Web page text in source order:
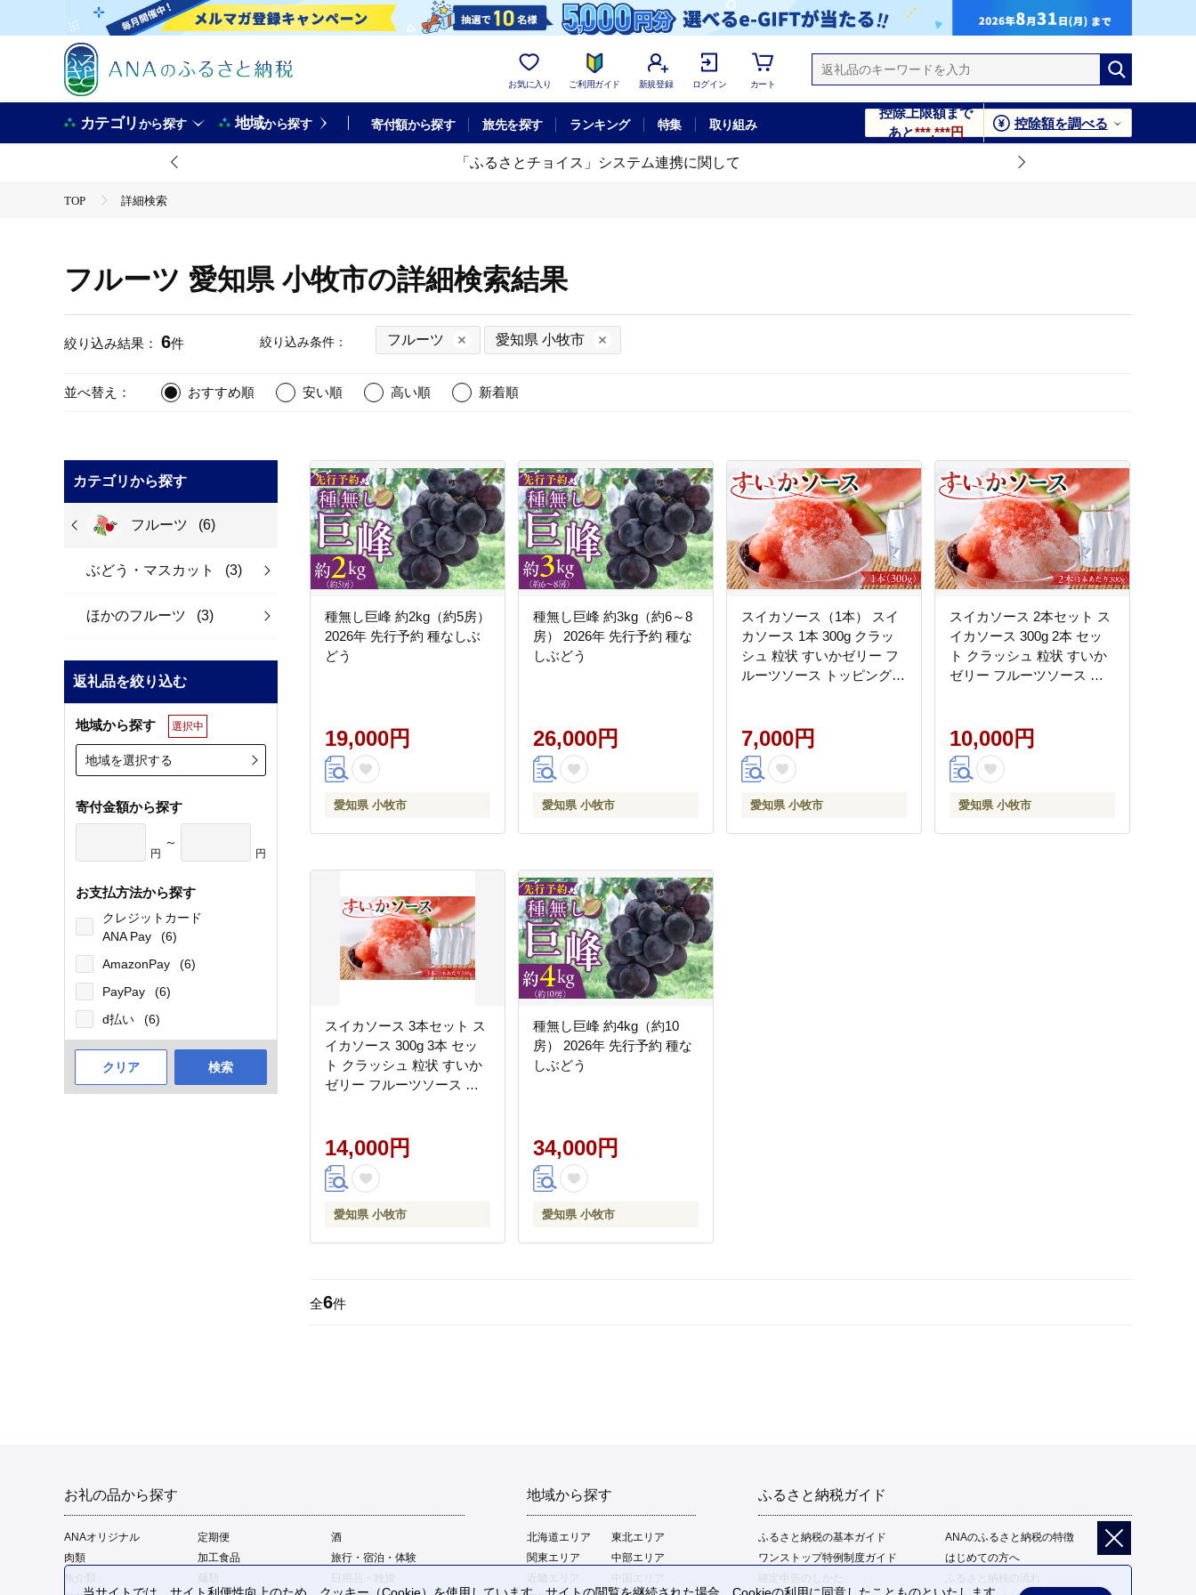
お気に入り ご利用ガイド 新規登録 ログイン カート
カテゴリから探す 地域から探す 寄付額から探す 旅先を探す ランキング 特集 取り組み
控除上限額まで
あと***,***円
控除額を調べる
「ふるさとチョイス」システム連携に関して
TOP 詳細検索
フルーツ 愛知県 小牧市の詳細検索結果
絞り込み結果： 6件 絞り込み条件： フルーツ 愛知県 小牧市
並べ替え： おすすめ順 安い順 高い順 新着順
カテゴリから探す
フルーツ (6)
ぶどう・マスカット (3)
ほかのフルーツ (3)
返礼品を絞り込む
地域から探す 選択中
地域を選択する
寄付金額から探す
円
～
円
お支払方法から探す
クレジットカード
ANA Pay
(6)
AmazonPay
(6)
PayPay
(6)
d払い
(6)
クリア 検索
種無し巨峰 約2kg（約5房）
2026年 先行予約 種なしぶ
どう
19,000円
愛知県 小牧市
種無し巨峰 約3kg（約6～8
房） 2026年 先行予約 種な
しぶどう
26,000円
愛知県 小牧市
スイカソース（1本） スイ
カソース 1本 300g クラッ
シュ 粒状 すいかゼリー フ
ルーツソース トッピング
フェ ドリンク お取り寄せ
お取り寄せグルメ 愛知県
小牧市 送料無料
7,000円
愛知県 小牧市
スイカソース 2本セット ス
イカソース 300g 2本 セッ
ト クラッシュ 粒状 すいか
ゼリー フルーツソース ト
かき氷 パフェ ドリンク お
取り寄せ お取り寄せグルメ
愛知県 小牧市 送料無料
10,000円
愛知県 小牧市
スイカソース 3本セット ス
イカソース 300g 3本 セッ
ト クラッシュ 粒状 すいか
ゼリー フルーツソース ト
かき氷 パフェ ドリンク お
取り寄せ お取り寄せグルメ
愛知県 小牧市 送料無料
14,000円
愛知県 小牧市
種無し巨峰 約4kg（約10
房） 2026年 先行予約 種な
しぶどう
34,000円
愛知県 小牧市
全6件
お礼の品から探す
ANAオリジナル 定期便
酒
肉類
加工食品
旅行・宿泊・体験
地域から探す
北海道エリア
東北エリア
関東エリア
中部エリア
ふるさと納税ガイド
ふるさと納税の基本ガイド
ANAのふるさと納税の特徴
ワンストップ特例制度ガイド
はじめての方へ
ふるさと納税の流れ
当サイトでは、サイト利便性向上のため、クッキー（Cookie）を使用しています。サイトの閲覧を継続された場合、Cookieの利用に同意したことものといたします。